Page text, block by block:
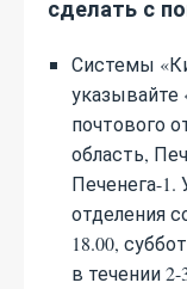
сделать с
Системы
указывайте
почтового
область,
Печенега-1.
отделения
18.00,
в течении 2-